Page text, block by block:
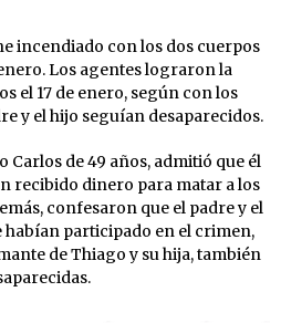
incendiado con los dos cuerpos
Los agentes lograron la
el 17 de enero, según con los
y el hijo seguían desaparecidos.
Carlos de 49 años, admitió que él
recibido dinero para matar a los
confesaron que el padre y el
participado en el crimen,
de Thiago y su hija, también